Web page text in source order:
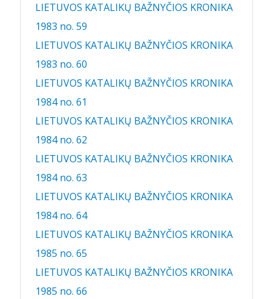
LIETUVOS KATALIKŲ BAŽNYČIOS KRONIKA
1983 no. 59
LIETUVOS KATALIKŲ BAŽNYČIOS KRONIKA
1983 no. 60
LIETUVOS KATALIKŲ BAŽNYČIOS KRONIKA
1984 no. 61
LIETUVOS KATALIKŲ BAŽNYČIOS KRONIKA
1984 no. 62
LIETUVOS KATALIKŲ BAŽNYČIOS KRONIKA
1984 no. 63
LIETUVOS KATALIKŲ BAŽNYČIOS KRONIKA
1984 no. 64
LIETUVOS KATALIKŲ BAŽNYČIOS KRONIKA
1985 no. 65
LIETUVOS KATALIKŲ BAŽNYČIOS KRONIKA
1985 no. 66